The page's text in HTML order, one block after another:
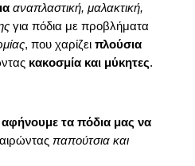
αναπλαστική, μαλακτική,
για πόδια με προβλήματα
, που χαρίζειπλούσια
κακοσμία και μύκητες.
αφήνουμε τα πόδια μας να
παπούτσια και